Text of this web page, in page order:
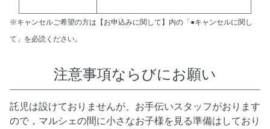
※キャンセルご希望の方は【お申込みに関して】内の「●キャンセルに関し
て」を必読ください。
注意事項ならびにお願い
託児は設けておりませんが、お手伝いスタッフがおります
ので，マルシェの間に小さなお子様を見る準備はしており